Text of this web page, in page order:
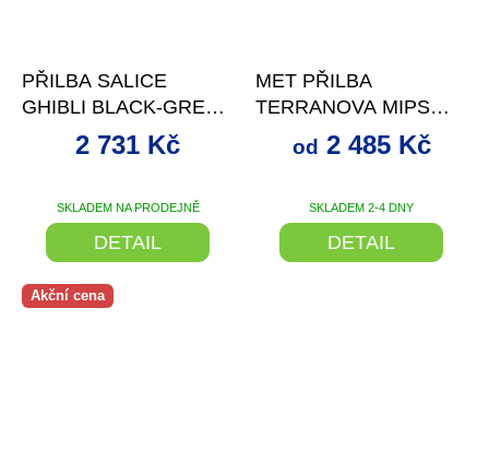
PŘILBA SALICE
GHIBLI BLACK-GREEN
54-58 CM
SKLADEM NA PRODEJNĚ
2 731 Kč
DETAIL
MET PŘILBA
TERRANOVA MIPS
ŠEDÁ/LIME
SKLADEM 2-4 DNY
od 2 485 Kč
DETAIL
Akční cena